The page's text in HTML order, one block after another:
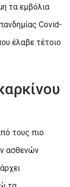
τα εμβόλια
Covid-
έλαβε τέτοιο
τους πιο
ασθενών